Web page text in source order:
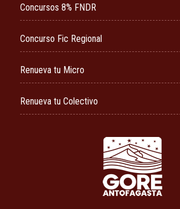
Concursos 8% FNDR
Concurso Fic Regional
Renueva tu Micro
Renueva tu Colectivo